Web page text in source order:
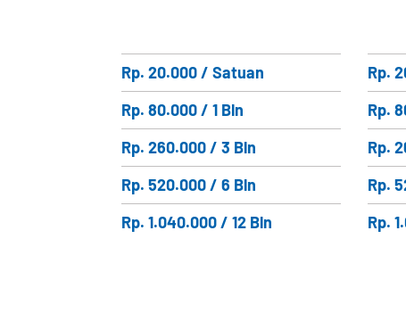
Rp. 20.000 / Satuan
Rp. 80.000 / 1 Bln
Rp. 260.000 / 3 Bln
Rp. 520.000 / 6 Bln
Rp. 1.040.000 / 12 Bln
Rp.
Rp.
Rp.
Rp.
Rp.